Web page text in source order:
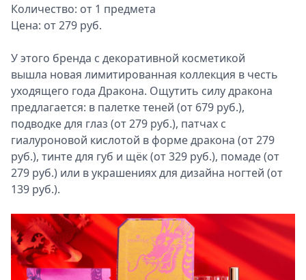
Количество: от 1 предмета
Цена: от 279 руб.
У этого бренда с декоративной косметикой
вышла новая лимитированная коллекция в честь
уходящего года Дракона. Ощутить силу дракона
предлагается: в палетке теней (от 679 руб.),
подводке для глаз (от 279 руб.), патчах с
гиалуроновой кислотой в форме дракона (от 279
руб.), тинте для губ и щёк (от 329 руб.), помаде (от
279 руб.) или в украшениях для дизайна ногтей (от
139 руб.).